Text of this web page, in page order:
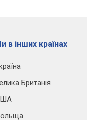
в інших країнах
Британія